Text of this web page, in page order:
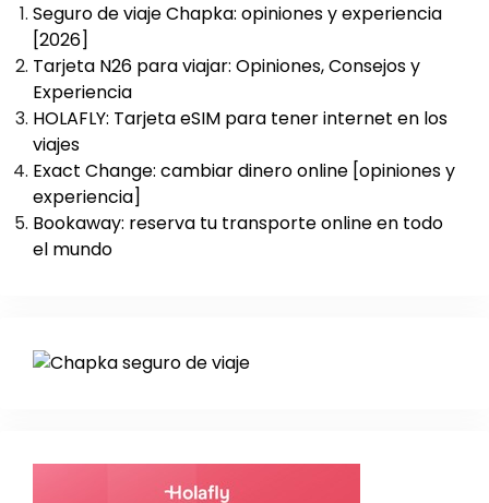
Seguro de viaje Chapka: opiniones y experiencia
[2026]
Tarjeta N26 para viajar: Opiniones, Consejos y
Experiencia
HOLAFLY: Tarjeta eSIM para tener internet en los
viajes
Exact Change: cambiar dinero online [opiniones y
experiencia]
Bookaway: reserva tu transporte online en todo
el mundo